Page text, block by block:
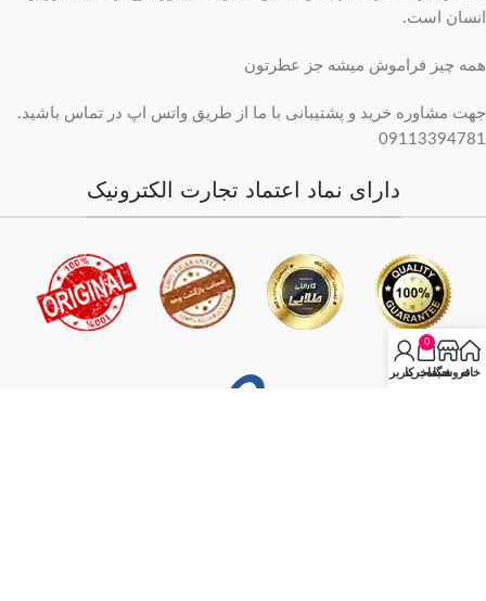
انسان است.
همه چیز فراموش میشه جز عطرتون
جهت مشاوره خرید و پشتیبانی با ما از طریق واتس اپ در تماس باشید.
09113394781
دارای نماد اعتماد تجارت الکترونیک
خانهفروشگاه
0
سبد خرید
حساب کاربری من